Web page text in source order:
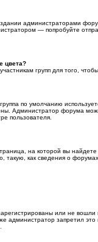
администраторами
— попробуйте
цвета?
групп для того,
по умолчанию
Администратор форума
пользователя.
на которой вы
как сведения о
или не
администратор запретил